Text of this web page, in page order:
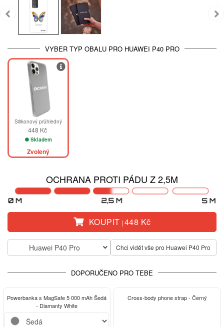
VYBER TYP OBALU PRO HUAWEI P40 PRO
Silikonový průhledný
448 Kč
Skladem
Zvolený
OCHRANA PROTI PÁDU Z 2,5M
KOUPIT | 448 Kč
Huawei P40 Pro Chci vidět vše pro Huawei P40 Pro
DOPORUČENO PRO TEBE
Powerbanka s MagSafe 5 000 mAh Šedá
- Diamanty White
Cross-body phone strap - Černý